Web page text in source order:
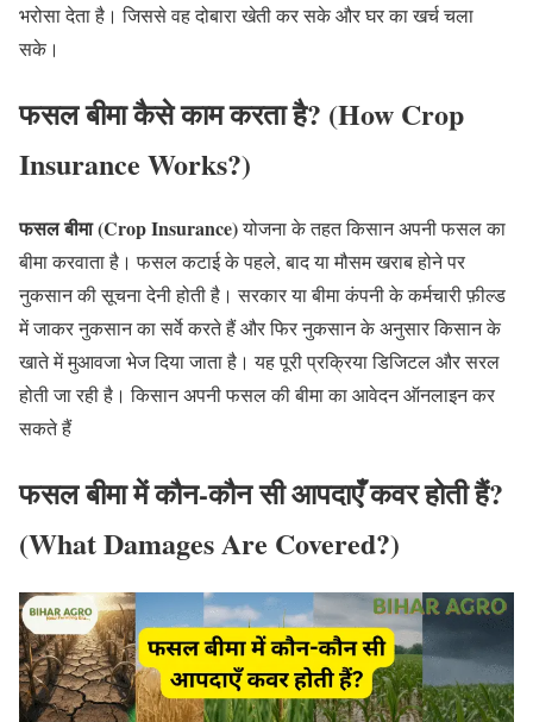
भरोसा देता है। जिससे वह दोबारा खेती कर सके और घर का खर्च चला
सके।
फसल बीमा कैसे काम करता है? (How Crop
Insurance Works?)
फसल बीमा (Crop Insurance)योजना के तहत किसान अपनी फसल का
बीमा करवाता है। फसल कटाई के पहले, बाद या मौसम खराब होने पर
नुकसान की सूचना देनी होती है। सरकार या बीमा कंपनी के कर्मचारी फ़ील्ड
में जाकर नुकसान का सर्वे करते हैं और फिर नुकसान के अनुसार किसान के
खाते में मुआवजा भेज दिया जाता है। यह पूरी प्रक्रिया डिजिटल और सरल
होती जा रही है। किसान अपनी फसल की बीमा का आवेदन ऑनलाइन कर
सकते हैं
फसल बीमा में कौन-कौन सी आपदाएँ कवर होती हैं?
(What Damages Are Covered?)